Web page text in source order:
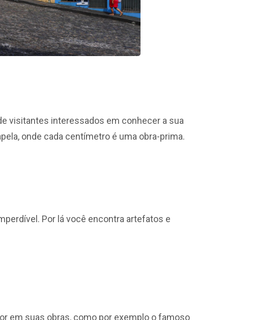
visitantes interessados em conhecer a sua
onde cada centímetro é uma obra-prima.
Por lá você encontra artefatos e
em suas obras, como por exemplo o famoso